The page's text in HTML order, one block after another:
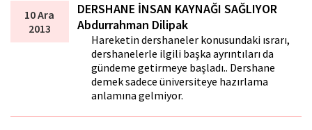
10 Ara
2013
DERSHANE İNSAN KAYNAĞI SAĞLIYOR
Abdurrahman Dilipak
Hareketin dershaneler konusundaki ısrarı,
dershanelerle ilgili başka ayrıntıları da
gündeme getirmeye başladı.. Dershane
demek sadece üniversiteye hazırlama
anlamına gelmiyor.